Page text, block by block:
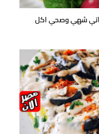
شهي وصحي اكل